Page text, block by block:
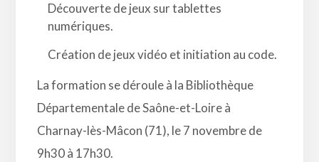
Découverte de jeux sur tablettes
numériques.
Création de jeux vidéo et initiation au code.
La formation se déroule à la Bibliothèque
Départementale de Saône-et-Loire à
Charnay-lès-Mâcon (71), le 7 novembre de
9h30 à 17h30.